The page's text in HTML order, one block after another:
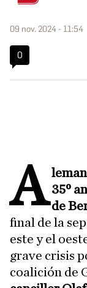
09 nov. 2024 - 11:54
0
A 35º
de
final de la
este y el
grave crisis
coalición de